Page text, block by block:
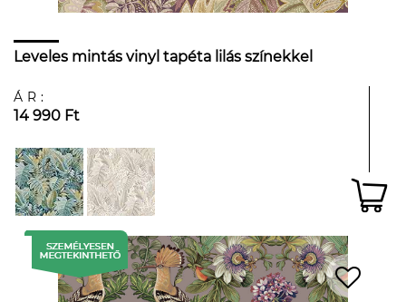
Leveles mintás vinyl tapéta lilás színekkel
ÁR:
14 990 Ft